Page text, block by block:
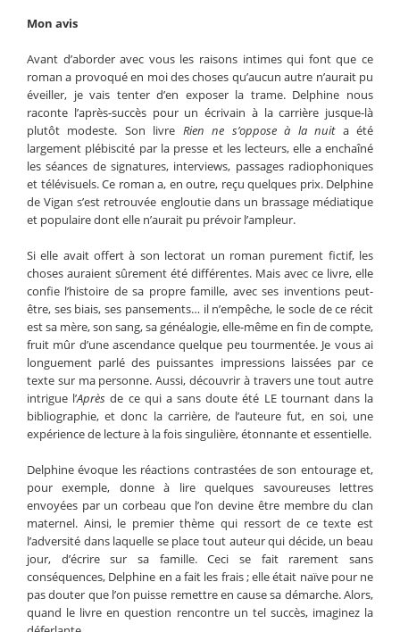
Mon avis
Avant d’aborder avec vous les raisons intimes qui font que ce
roman a provoqué en moi des choses qu’aucun autre n’aurait pu
éveiller, je vais tenter d’en exposer la trame. Delphine nous
raconte l’après-succès pour un écrivain à la carrière jusque-là
plutôt modeste. Son livre Rien ne s’oppose à la nuita été
largement plébiscité par la presse et les lecteurs, elle a enchaîné
les séances de signatures, interviews, passages radiophoniques
et télévisuels. Ce roman a, en outre, reçu quelques prix. Delphine
de Vigan s’est retrouvée engloutie dans un brassage médiatique
et populaire dont elle n’aurait pu prévoir l’ampleur.
Si elle avait offert à son lectorat un roman purement fictif, les
choses auraient sûrement été différentes. Mais avec ce livre, elle
confie l’histoire de sa propre famille, avec ses inventions peut-
être, ses biais, ses pansements… il n’empêche, le socle de ce récit
est sa mère, son sang, sa généalogie, elle-même en fin de compte,
fruit mûr d’une ascendance quelque peu tourmentée. Je vous ai
longuement parlé des puissantes impressions laissées par ce
texte sur ma personne. Aussi, découvrir à travers une tout autre
intrigue l’Après de ce qui a sans doute été LE tournant dans la
bibliographie, et donc la carrière, de l’auteure fut, en soi, une
expérience de lecture à la fois singulière, étonnante et essentielle.
Delphine évoque les réactions contrastées de son entourage et,
pour exemple, donne à lire quelques savoureuses lettres
envoyées par un corbeau que l’on devine être membre du clan
maternel. Ainsi, le premier thème qui ressort de ce texte est
l’adversité dans laquelle se place tout auteur qui décide, un beau
jour, d’écrire sur sa famille. Ceci se fait rarement sans
conséquences, Delphine en a fait les frais ; elle était naïve pour ne
pas douter que l’on puisse remettre en cause sa démarche. Alors,
quand le livre en question rencontre un tel succès, imaginez la